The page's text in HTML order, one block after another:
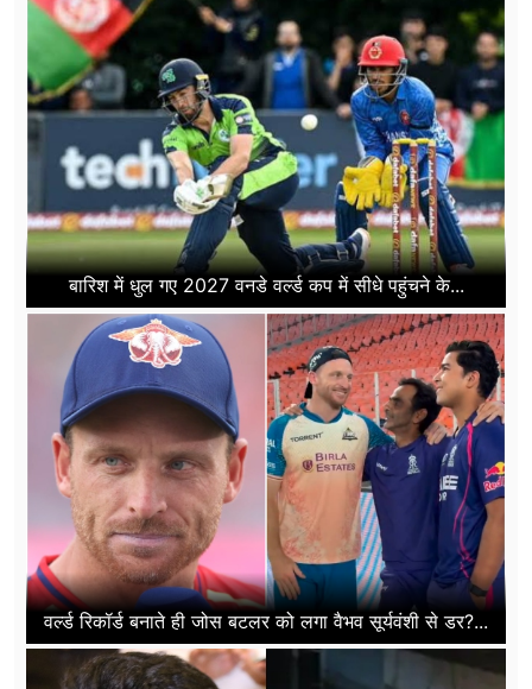
बारिश में धुल गए 2027 वनडे वर्ल्ड कप में सीधे पहुंचने के...
वर्ल्ड रिकॉर्ड बनाते ही जोस बटलर को लगा वैभव सूर्यवंशी से डर?...